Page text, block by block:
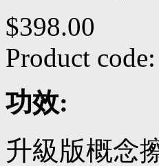
$398.00
Product code:
功效:
升級版概念